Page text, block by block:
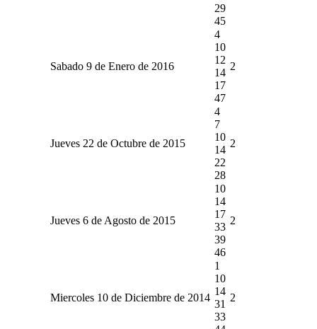
29
45
Sabado 9 de Enero de 2016
4
10
12
14
17
47
2
Jueves 22 de Octubre de 2015
4
7
10
14
22
28
2
Jueves 6 de Agosto de 2015
10
14
17
33
39
46
2
Miercoles 10 de Diciembre de 2014
1
10
14
31
33
2